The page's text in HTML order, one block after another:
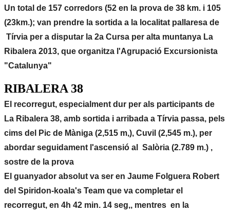
Un total de 157 corredors (52 en la prova de 38 km. i 105
(23km.); van prendre la sortida a la localitat pallaresa de
Tírvia per a disputar la 2a Cursa per alta muntanya La
Ribalera 2013, que organitza l'Agrupació Excursionista
"Catalunya"
RIBALERA 38
El recorregut, especialment dur per als participants de
La Ribalera 38, amb sortida i arribada a Tírvia passa, pels
cims del Pic de Màniga (2,515 m,), Cuvil (2,545 m.), per
abordar seguidament l'ascensió al Salòria (2.789 m.) ,
sostre de la prova
El guanyador absolut va ser en Jaume Folguera Robert
del Spiridon-koala's Team que va completar el
recorregut, en 4h 42 min. 14 seg,, mentres en la